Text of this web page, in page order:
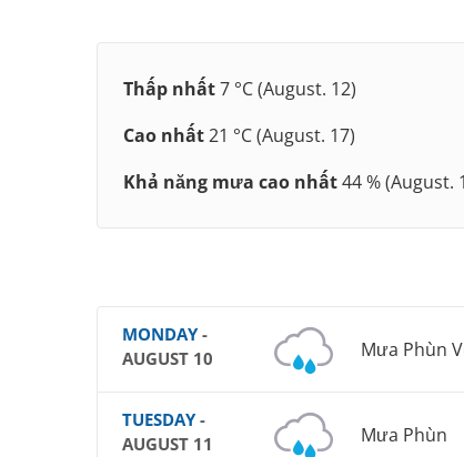
Thấp nhất7 °C (August. 12)
Cao nhất21 °C (August. 17)
Khả năng mưa cao nhất44 % (August.
MONDAY-
AUGUST 10
Mưa Phùn
TUESDAY-
AUGUST 11
Mưa Phùn